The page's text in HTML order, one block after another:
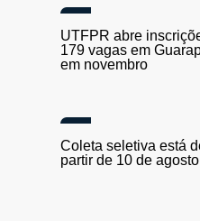
UTFPR abre
179 vagas em
em novembro